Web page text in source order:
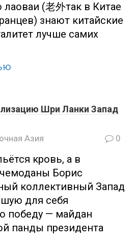
лаоваи (老外так в Китае
знают китайские
лучше самих
Шри Ланки Запад
Азия 0
кровь, а в
Борис
коллективный Запад
для себя
победу — майдан
панды президента